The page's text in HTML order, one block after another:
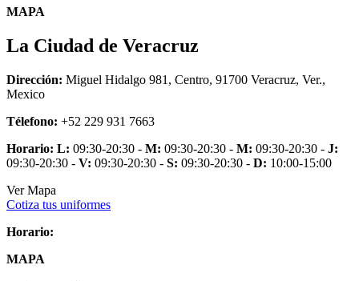
MAPA
La Ciudad de Veracruz
Dirección: Miguel Hidalgo 981, Centro, 91700 Veracruz, Ver.,
Mexico
Télefono: +52 229 931 7663
Horario: L: 09:30-20:30 - M: 09:30-20:30 - M: 09:30-20:30 - J:
09:30-20:30 - V: 09:30-20:30 - S: 09:30-20:30 - D: 10:00-15:00
Ver Mapa
Cotiza tus uniformes
Horario:
MAPA